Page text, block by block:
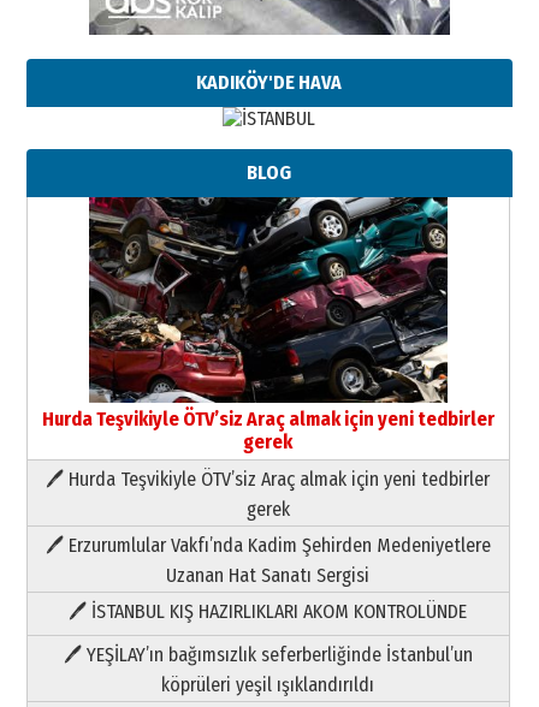
KADIKÖY'DE HAVA
BLOG
Hurda Teşvikiyle ÖTV’siz Araç almak için yeni tedbirler
gerek
🖊 Hurda Teşvikiyle ÖTV’siz Araç almak için yeni tedbirler
gerek
🖊 Erzurumlular Vakfı’nda Kadim Şehirden Medeniyetlere
Uzanan Hat Sanatı Sergisi
🖊 İSTANBUL KIŞ HAZIRLIKLARI AKOM KONTROLÜNDE
🖊 YEŞİLAY’ın bağımsızlık seferberliğinde İstanbul’un
köprüleri yeşil ışıklandırıldı
Paranın Aile Kültüründeki Yeri
03 Ağustos 2026 Pazartesi
Yıldırım Gündoğdu
HAVVA’NIN ÜÇ KIZI
09 Temmuz 2026 Perşembe